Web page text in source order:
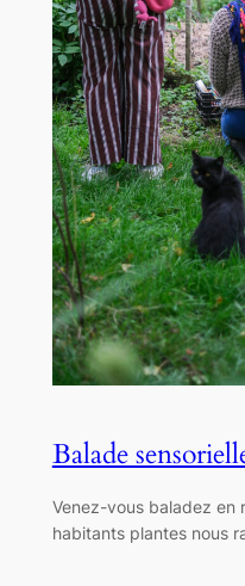
Balade
Venez-vous baladez en
habitants plantes nous